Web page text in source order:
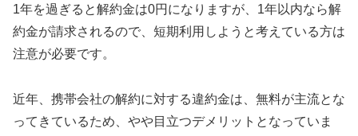
1年を過ぎると解約金は0円になりますが、1年以内なら解
約金が請求されるので、短期利用しようと考えている方は
注意が必要です。
近年、携帯会社の解約に対する違約金は、無料が主流とな
ってきているため、やや目立つデメリットとなっていま